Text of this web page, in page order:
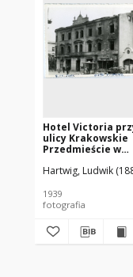
Hotel Victoria
ulicy Krakowskie
Przedmieście w
Hartwig, Ludwik
1939
fotografia